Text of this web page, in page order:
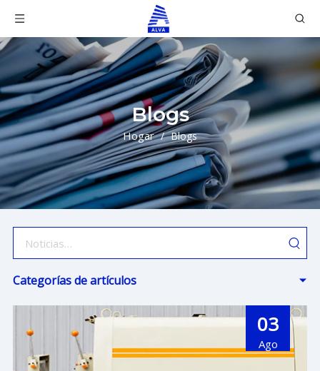
Blogs
Hogar / Blogs
Categorías de artículos
03
Ago